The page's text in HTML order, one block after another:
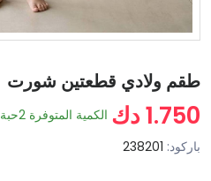
طقم ولادي قطعتين شورت
1.750 دك الكمية المتوفرة 2حبة
باركود: 238201